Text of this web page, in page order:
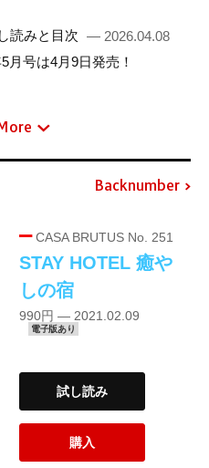
読みと目次 — 2026.04.08
月号は4月9日発売！
Backnumber
CASA BRUTUS No. 251
STAY HOTEL 癒や
しの宿
990円 — 2021.02.09
電子版あり
試し読み
購入